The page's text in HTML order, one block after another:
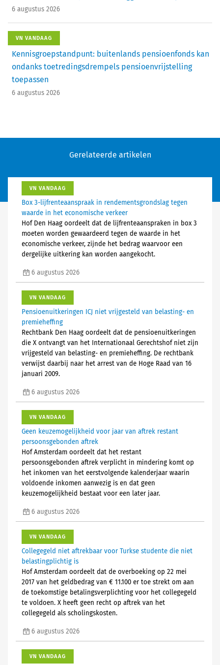
6 augustus 2026
VN VANDAAG
Kennisgroepstandpunt: buitenlands pensioenfonds kan
ondanks toetredingsdrempels pensioenvrijstelling
toepassen
6 augustus 2026
Gerelateerde artikelen
VN VANDAAG
Box 3-lijfrenteaanspraak in rendementsgrondslag tegen
waarde in het economische verkeer
Hof Den Haag oordeelt dat de lijfrenteaanspraken in box 3
moeten worden gewaardeerd tegen de waarde in het
economische verkeer, zijnde het bedrag waarvoor een
dergelijke uitkering kan worden aangekocht.
6 augustus 2026
VN VANDAAG
Pensioenuitkeringen ICJ niet vrijgesteld van belasting- en
premieheffing
Rechtbank Den Haag oordeelt dat de pensioenuitkeringen
die X ontvangt van het Internationaal Gerechtshof niet zijn
vrijgesteld van belasting- en premieheffing. De rechtbank
verwijst daarbij naar het arrest van de Hoge Raad van 16
januari 2009.
6 augustus 2026
VN VANDAAG
Geen keuzemogelijkheid voor jaar van aftrek restant
persoonsgebonden aftrek
Hof Amsterdam oordeelt dat het restant
persoonsgebonden aftrek verplicht in mindering komt op
het inkomen van het eerstvolgende kalenderjaar waarin
voldoende inkomen aanwezig is en dat geen
keuzemogelijkheid bestaat voor een later jaar.
6 augustus 2026
VN VANDAAG
Collegegeld niet aftrekbaar voor Turkse studente die niet
belastingplichtig is
Hof Amsterdam oordeelt dat de overboeking op 22 mei
2017 van het geldbedrag van € 11.100 er toe strekt om aan
de toekomstige betalingsverplichting voor het collegegeld
te voldoen. X heeft geen recht op aftrek van het
collegegeld als scholingskosten.
6 augustus 2026
VN VANDAAG